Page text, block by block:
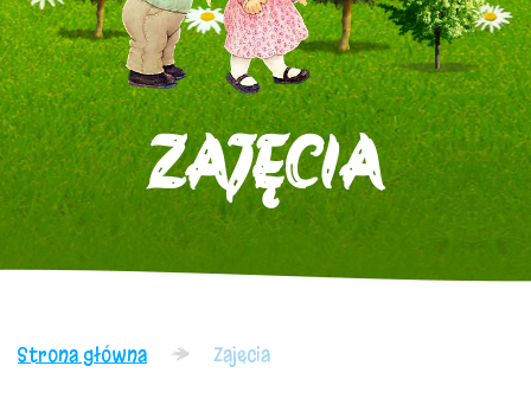
ZAJĘCIA
Strona główna Zajęcia